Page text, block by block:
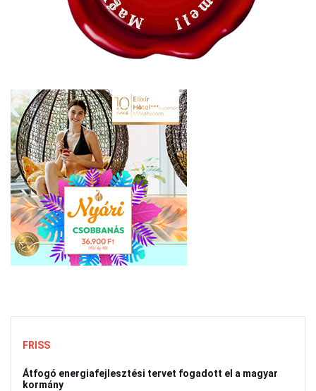
FRISS
Átfogó energiafejlesztési tervet fogadott el a magyar
kormány